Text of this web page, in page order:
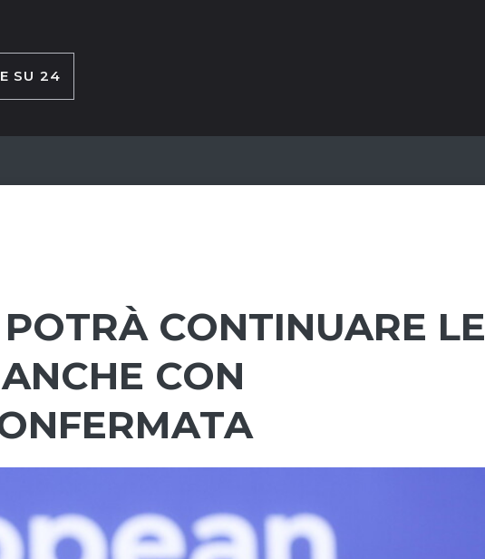
SU 24
CONTINUARE LE
CON